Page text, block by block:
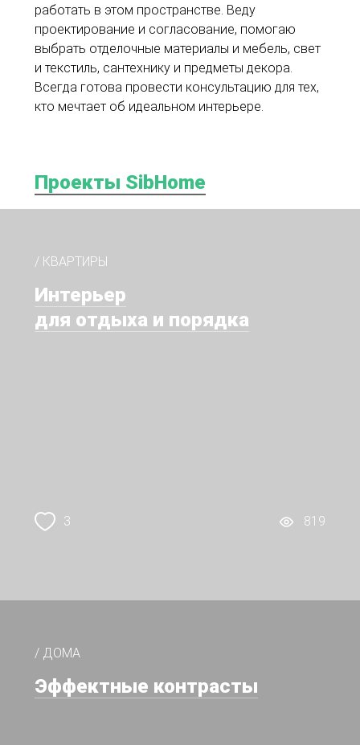
работать в этом пространстве. Веду
проектирование и согласование, помогаю
выбрать отделочные материалы и мебель, свет
и текстиль, сантехнику и предметы декора.
Всегда готова провести консультацию для тех,
кто мечтает об идеальном интерьере.
Проекты SibHome
/ КВАРТИРЫ
Интерьер
для отдыха и порядка
3 819
/ ДОМА
Эффектные контрасты